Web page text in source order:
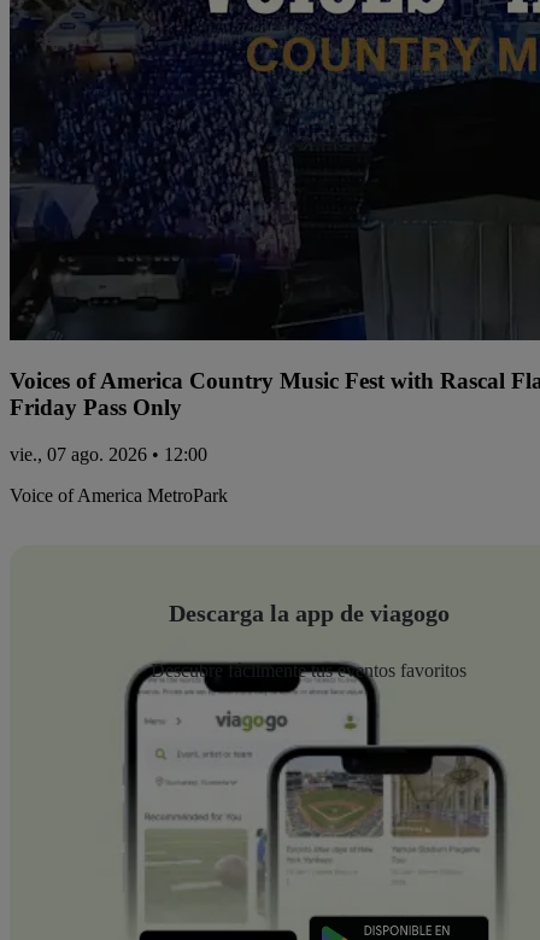
Voices of America Country Music Fest with Rascal
Friday Pass Only
vie., 07 ago. 2026 • 12:00
Voice of America MetroPark
Descarga la app de viagogo
Descubre fácilmente tus eventos favoritos